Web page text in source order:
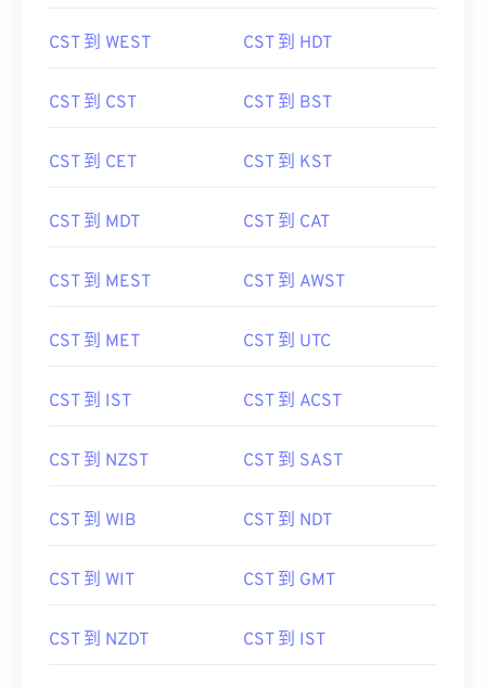
CST 到 WEST CST 到 HDT
CST 到 CST CST 到 BST
CST 到 CET CST 到 KST
CST 到 MDT CST 到 CAT
CST 到 MEST CST 到 AWST
CST 到 MET CST 到 UTC
CST 到 IST CST 到 ACST
CST 到 NZST CST 到 SAST
CST 到 WIB CST 到 NDT
CST 到 WIT CST 到 GMT
CST 到 NZDT CST 到 IST